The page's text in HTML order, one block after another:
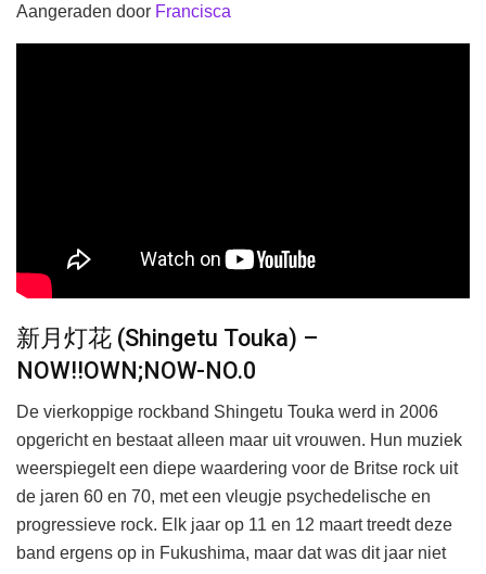
Aangeraden door Francisca
新月灯花 (Shingetu Touka) –
NOW!!OWN;NOW-NO.0
De vierkoppige rockband Shingetu Touka werd in 2006
opgericht en bestaat alleen maar uit vrouwen. Hun muziek
weerspiegelt een diepe waardering voor de Britse rock uit
de jaren 60 en 70, met een vleugje psychedelische en
progressieve rock. Elk jaar op 11 en 12 maart treedt deze
band ergens op in Fukushima, maar dat was dit jaar niet